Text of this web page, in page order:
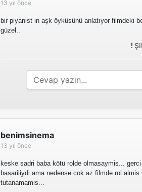
13 yıl önce
bir piyanist in aşk öyküsünü anlatıyor filmdeki
güzel..
benimsinema
13 yıl önce
keske sadri baba kötü rolde olmasaymis...
basariliydi ama nedense cok az filmde rol almis
tutanamamis...